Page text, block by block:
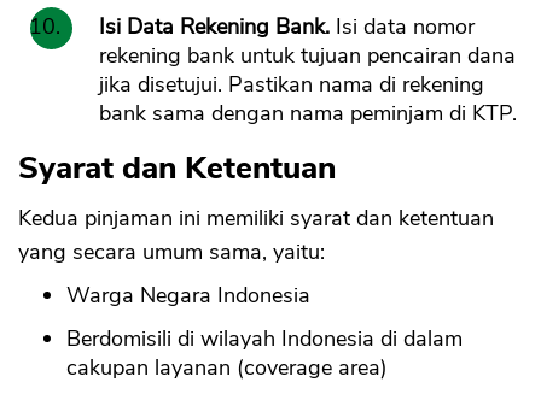
Isi Data Rekening Bank. Isi data nomor
rekening bank untuk tujuan pencairan dana
jika disetujui. Pastikan nama di rekening
bank sama dengan nama peminjam di KTP.
Syarat dan Ketentuan
Kedua pinjaman ini memiliki syarat dan ketentuan
yang secara umum sama, yaitu:
Warga Negara Indonesia
Berdomisili di wilayah Indonesia di dalam
cakupan layanan (coverage area)